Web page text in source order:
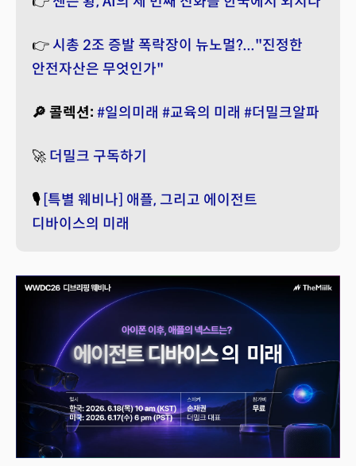
👉 시총 2조 증발 폭락장이 뉴노멀?..."진정한
안전자산은 무엇인가"
🔎 콜렉션: #일의미래 #교육의 미래 #더밀크알파
🚀 더밀크 구독하기
🎙️[특별 웨비나] 애플, 그리고 에이전트
디바이스의 미래